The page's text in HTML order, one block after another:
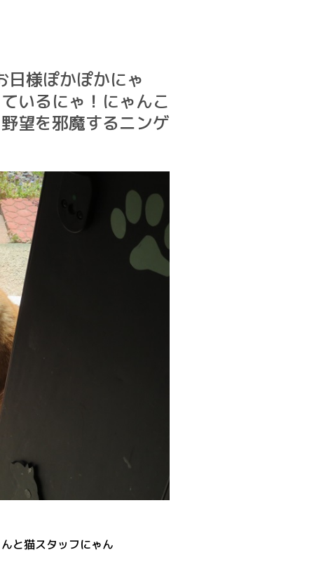
様ぽかぽかにゃ
いるにゃ！にゃんこ
望を邪魔するニンゲ
と猫スタッフにゃん